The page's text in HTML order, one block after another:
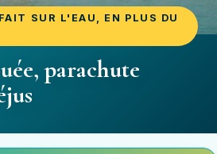
SUR L'EAU, EN PLUS DU
parachute